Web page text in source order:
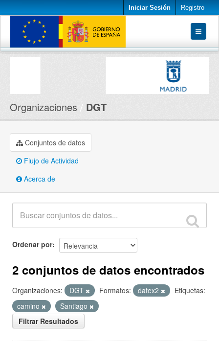
Iniciar Sesión Registro
Conjuntos de datos
Organizaciones DGT
Conjuntos de datos
Flujo de Actividad
Acerca de
Ordenar por
2 conjuntos de datos encontrados
Organizaciones: DGT Formatos: datex2
Etiquetas:
camino
Santiago
Filtrar Resultados